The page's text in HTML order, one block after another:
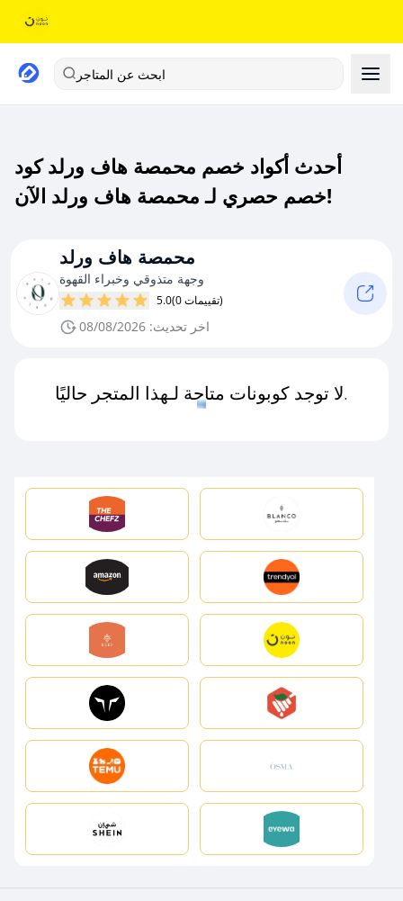
ابحث عن المتاجر
أحدث أكواد خصم محمصة هاف ورلد كود
خصم حصري لـ محمصة هاف ورلد الآن!
محمصة هاف ورلد
وجهة متذوقي وخبراء القهوة
5.0 (0 تقييمات)
اخر تحديث: 08/08/2026
لا توجد كوبونات متاحة لـهذا المتجر حاليًا.